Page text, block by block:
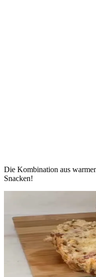
Die Kombination aus
Snacken!